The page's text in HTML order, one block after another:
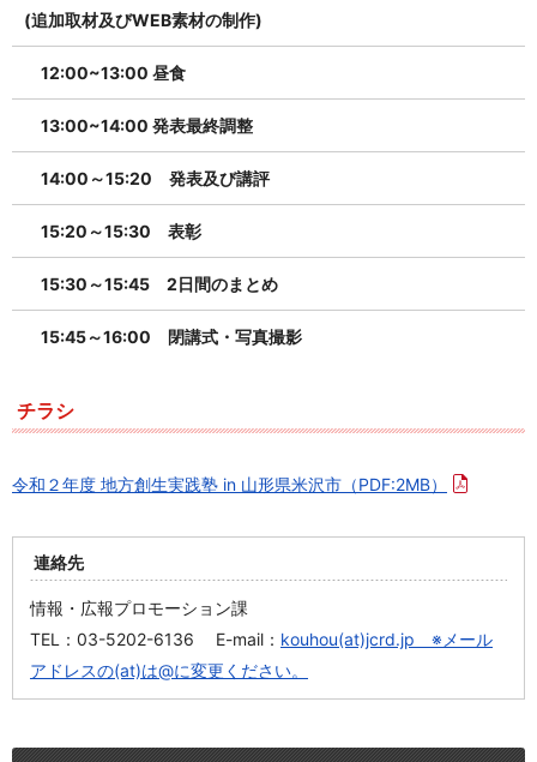
(追加取材及びWEB素材の制作)
12:00~13:00 昼⾷
13:00~14:00 発表最終調整
14:00～15:20 発表及び講評
15:20～15:30 表彰
15:30～15:45 2日間のまとめ
15:45～16:00 閉講式・写真撮影
チラシ
令和２年度 地方創生実践塾 in 山形県米沢市 （PDF:2MB）
連絡先
情報・広報プロモーション課
TEL：03-5202-6136 E-mail： kouhou(at)jcrd.jp ※メール
アドレスの(at)は@に変更ください。